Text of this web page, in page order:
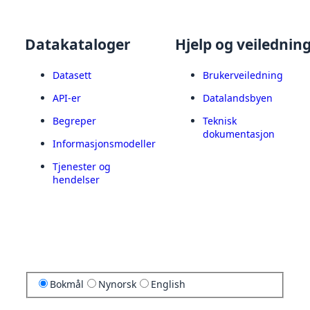
Datakataloger
Datasett
API-er
Begreper
Informasjonsmodeller
Tjenester og
hendelser
Hjelp og
Brukerveiledning
Datalandsbyen
Teknisk
dokumentasjon
Bokmål Nynorsk English